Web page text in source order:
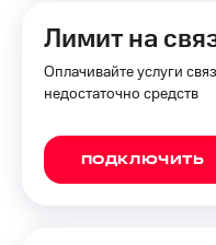
Лимит на
Оплачивайте услуги
недостаточно средств
ПОДКЛЮЧИТЬ